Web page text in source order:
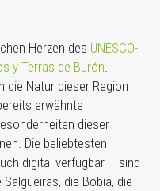
Herzen des UNESCO-
y Terras de Burón.
die Natur dieser Region
erwähnte
dieser
Die beliebtesten
digital verfügbar – sind
die Bobia, die